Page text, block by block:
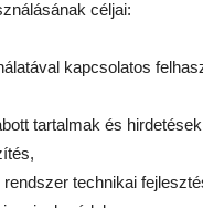
céljai:
kapcsolatos
tartalmak és
technikai